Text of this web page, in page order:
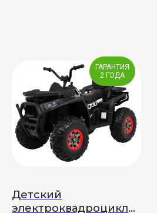
ГАРАНТИЯ
2 ГОДА
Детский
электроквадроцикл